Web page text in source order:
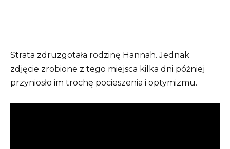
Strata zdruzgotała rodzinę Hannah. Jednak
zdjęcie zrobione z tego miejsca kilka dni później
przyniosło im trochę pocieszenia i optymizmu.